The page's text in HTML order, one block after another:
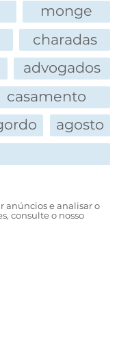
monge
charadas
advogados
casamento
agosto
anúncios e analisar o
consulte o nosso